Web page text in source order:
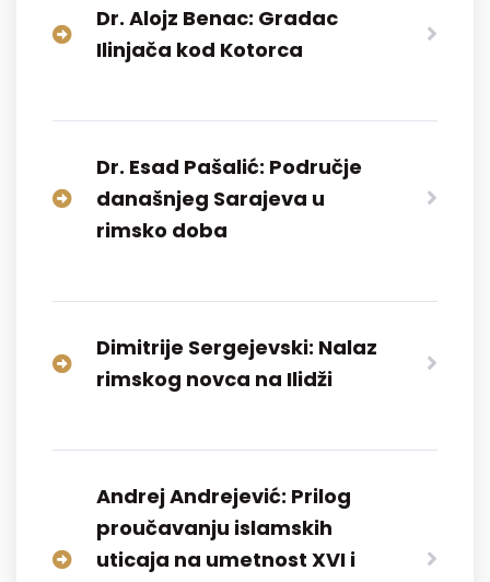
Dr. Alojz Benac: Gradac
Ilinjača kod Kotorca
Dr. Esad Pašalić: Područje
današnjeg Sarajeva u
rimsko doba
Dimitrije Sergejevski: Nalaz
rimskog novca na Ilidži
Andrej Andrejević: Prilog
proučavanju islamskih
uticaja na umetnost XVI i